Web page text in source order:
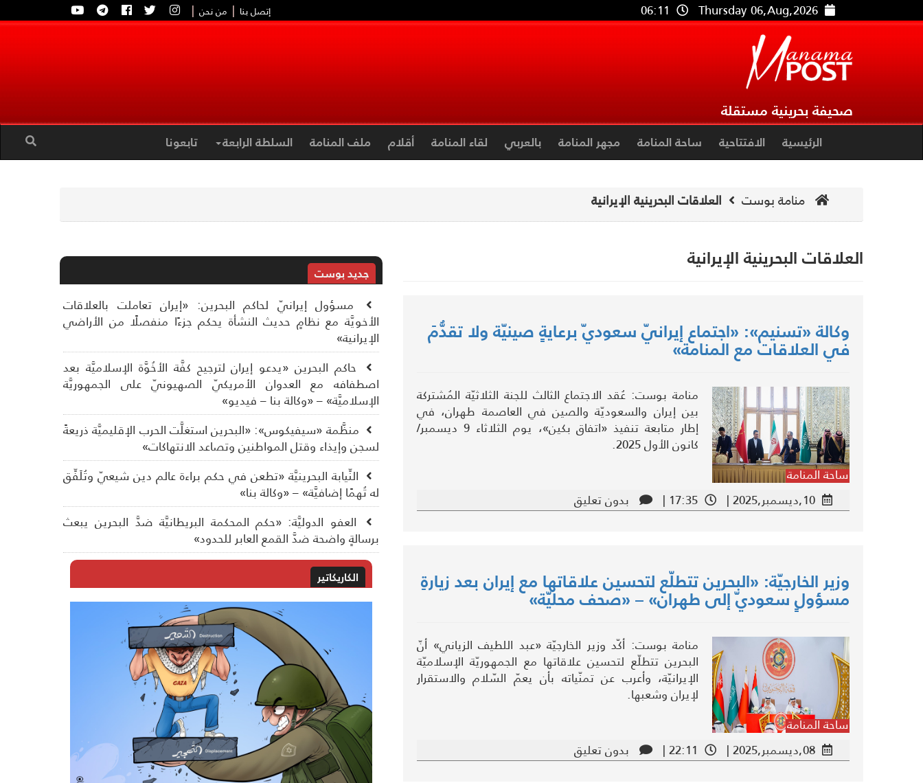
Thursday 06,Aug,2026
06:11 إتصل بنا | من نحن |
صحيفة بحرينية مستقلة
الرئيسية الافتتاحية ساحة المنامة مجهر المنامة بالعربي لقاء المنامة أقلام ملف المنامة السلطة الرابعة تابعونا
منامة بوست العلاقات البحرينية الإيرانية
العلاقات البحرينية الإيرانية
وكالة «تسنيم»: «اجتماع إيرانيّ سعوديّ برعايةٍ صينيّة ولا تقدُّمَ
في العلاقات مع المنامة»
ساحة المنامة
منامة بوست: عُقد الاجتماع الثالث للجنة الثلاثيّة المُشتركة
بين إيران والسعوديّة والصين في العاصمة طهران، في
إطار متابعة تنفيذ «اتفاق بكين»، يوم الثلاثاء 9 ديسمبر/
كانون الأول 2025.
10,ديسمبر,2025 | 17:35 | بدون تعليق
وزير الخارجيّة: «البحرين تتطلّع لتحسين علاقاتها مع إيران بعد زيارةِ
مسؤولٍ سعوديّ إلى طهران» – «صحف محليّة»
ساحة المنامة
منامة بوست: أكّد وزير الخارجيّة «عبد اللطيف الزياني» أنّ
البحرين تتطلّع لتحسين علاقاتها مع الجمهوريّة الإسلاميّة
الإيرانيّة، وأعرب عن تمنّياته بأن يعمّ السّلام والاستقرار
لإيران وشعبها.
08,ديسمبر,2025 | 22:11 | بدون تعليق
جديد بوست
مسؤول إيرانيّ لحاكم البحرين: «إيران تعاملت بالعلاقات
الأخويَّة مع نظامٍ حديث النشأة يحكم جزءًا منفصلًا من الأراضي
الإيرانية»
حاكم البحرين «يدعو إيران لترجيح كفَّة الأخُوَّة الإسلاميَّة بعد
اصطفافه مع العدوان الأمريكيّ الصهيونيّ على الجمهوريَّة
الإسلاميَّة» – «وكالة بنا – فيديو»
منظَّمة «سيفيكوس»: «البحرين استغلَّت الحرب الإقليميَّة ذريعةً
لسجن وإيذاء وقتل المواطنين وتصاعد الانتهاكات»
النِّيابة البحرينيَّة «تطعن في حكم براءة عالم دين شيعيّ وتُلَفِّق
له تُهمًا إضافيَّة» – «وكالة بنا»
العفو الدوليَّة: «حكم المحكمة البريطانيَّة ضدَّ البحرين يبعث
برسالةٍ واضحة ضدَّ القمع العابر للحدود»
الكاريكاتير